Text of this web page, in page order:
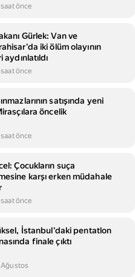
saat önce
Gürlek: Van ve
iki ölüm olayının
önce
satışında yeni
öncelik
önce
Çocukların suça
karşı erken müdahale
saat önce
İstanbul'daki pentatlon
finale çıktı
Ağustos